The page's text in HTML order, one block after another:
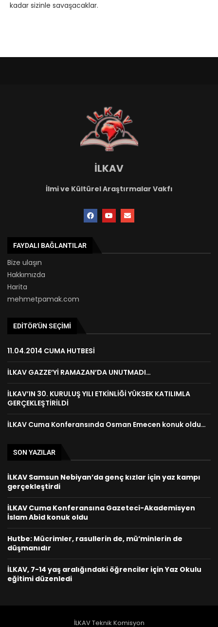
kadar sizinle savaşacaklar.
İLKAV
İlmi ve Kültürel Araştırmalar Vakfı
FAYDALI BAĞLANTILAR
Bize ulaşın
Hakkımızda
Harita
mehmetpamak.com
EDITÖR'ÜN SEÇIMI
11.04.2014 CUMA HUTBESİ
İLKAV GAZZE’Yİ RAMAZAN’DA UNUTMADI…
İLKAV’IN 30. KURULUŞ YILI ETKİNLİĞİ YÜKSEK KATILIMLA
GERÇEKLEŞTİRİLDİ
İLKAV Cuma Konferansında Osman Emecen konuk oldu…
SON YAZILAR
İLKAV Samsun Nebiyan’da genç kızlar için yaz kampı
gerçekleştirdi
İLKAV Cuma Konferansına Gazeteci-Akademisyen
İslam Abid konuk oldu
Hutbe: Mücrimler, rasullerin de, mü’minlerin de
düşmanıdır
İLKAV, 7-14 yaş aralığındaki öğrenciler için Yaz Okulu
eğitimi düzenledi
İLKAV Teknik Komisyon